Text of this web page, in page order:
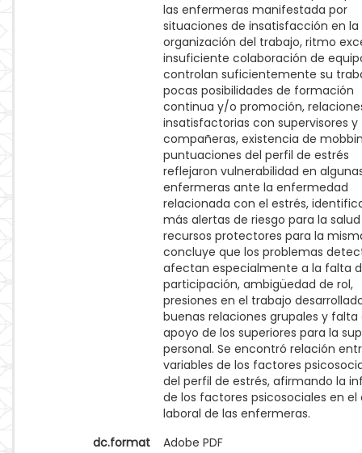
las enfermeras manifestada por
situaciones de insatisfacción en la
organización del trabajo, ritmo
insuficiente colaboración de
controlan suficientemente su
pocas posibilidades de formación
continua y/o promoción,
insatisfactorias con supervisores y
compañeras, existencia de
puntuaciones del perfil de estrés
reflejaron vulnerabilidad en
enfermeras ante la enfermedad
relacionada con el estrés,
más alertas de riesgo para la
recursos protectores para la
concluye que los problemas
afectan especialmente a la falta
participación, ambigüedad de rol,
presiones en el trabajo
buenas relaciones grupales y falta
apoyo de los superiores para la
personal. Se encontró relación
variables de los factores
del perfil de estrés, afirmando la
de los factores psicosociales en el
laboral de las enfermeras.
dc.format
Adobe PDF